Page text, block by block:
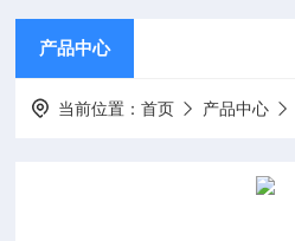
产品中心
当前位置：首页 产品中心